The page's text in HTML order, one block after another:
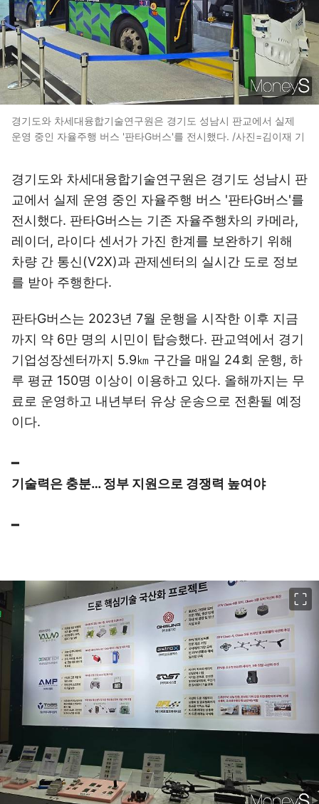
경기도와 차세대융합기술연구원은 경기도 성남시 판교에서 실제
운영 중인 자율주행 버스 '판타G버스'를 전시했다. /사진=김이재 기
경기도와 차세대융합기술연구원은 경기도 성남시 판
교에서 실제 운영 중인 자율주행 버스 '판타G버스'를
전시했다. 판타G버스는 기존 자율주행차의 카메라,
레이더, 라이다 센서가 가진 한계를 보완하기 위해
차량 간 통신(V2X)과 관제센터의 실시간 도로 정보
를 받아 주행한다.
판타G버스는 2023년 7월 운행을 시작한 이후 지금
까지 약 6만 명의 시민이 탑승했다. 판교역에서 경기
기업성장센터까지 5.9㎞ 구간을 매일 24회 운행, 하
루 평균 150명 이상이 이용하고 있다. 올해까지는 무
료로 운영하고 내년부터 유상 운송으로 전환될 예정
이다.
━
기술력은 충분… 정부 지원으로 경쟁력 높여야
━